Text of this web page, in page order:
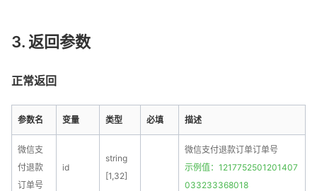
3. 返回参数
正常返回
参数名 变量 类型 必填 描述
微信支
付退款
订单号
id
string
[1,32]
微信支付退款订单订单号
示例值：1217752501201407
033233368018